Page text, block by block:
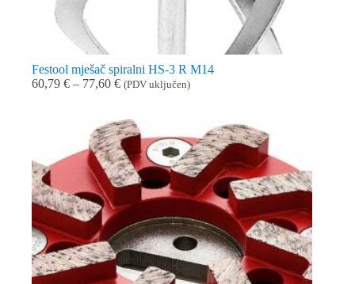
Festool mješač spiralni HS-3 R M14
60,79 € – 77,60 €Raspon
60,79 €
do
77,60 €
(PDV uključen)